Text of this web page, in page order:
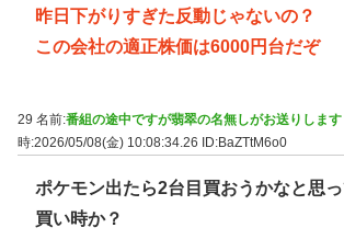
昨日下がりすぎた反動じゃないの？
この会社の適正株価は6000円台だぞ
29 名前:番組の途中ですが翡翠の名無しがお送りします
時:2026/05/08(金) 10:08:34.26 ID:BaZTtM6o0
ポケモン出たら2台目買おうかなと思
買い時か？